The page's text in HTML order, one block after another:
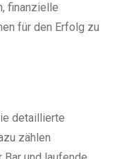
finanzielle
für den Erfolg zu
detaillierte
zählen